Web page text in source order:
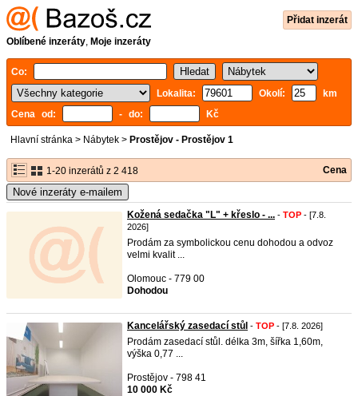
Přidat inzerát
Oblíbené inzeráty, Moje inzeráty
Co:
Lokalita:
Okolí:
km
Cena od:
- do: Kč
Hlavní stránka > Nábytek > Prostějov - Prostějov 1
1-20 inzerátů z 2 418 Cena
Nové inzeráty e-mailem
Kožená sedačka "L" + křeslo - ... - TOP - [7.8.
2026]
Prodám za symbolickou cenu dohodou a odvoz
velmi kvalit ...
Olomouc - 779 00
Dohodou
Kancelářský zasedací stůl - TOP - [7.8. 2026]
Prodám zasedací stůl. délka 3m, šířka 1,60m,
výška 0,77 ...
Prostějov - 798 41
10 000 Kč